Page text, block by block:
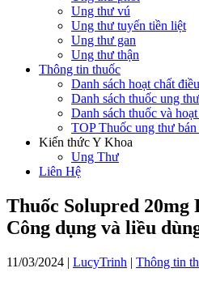
Ung thư vú
Ung thư tuyến tiền liệt
Ung thư gan
Ung thư thận
Thông tin thuốc
Danh sách hoạt chất
Danh sách thuốc ung
Danh sách thuốc và
TOP Thuốc ung thư bán
Kiến thức Y Khoa
Ung Thư
Liên Hệ
Thuốc Solupred 20mg
Công dụng và liều
11/03/2024 | LucyTrinh | Thông tin